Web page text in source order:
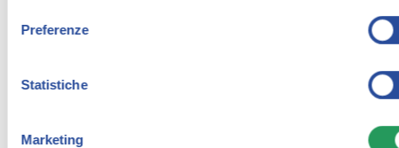
Preferenze
Statistiche
Marketing